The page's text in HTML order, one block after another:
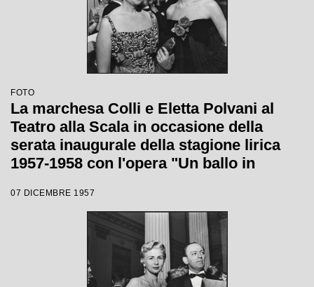
FOTO
La marchesa Colli e Eletta Polvani al
Teatro alla Scala in occasione della
serata inaugurale della stagione lirica
1957-1958 con l'opera "Un ballo in
Gianandrea Gavazzeni e la regia di
Margherita Wallmann
07 DICEMBRE 1957